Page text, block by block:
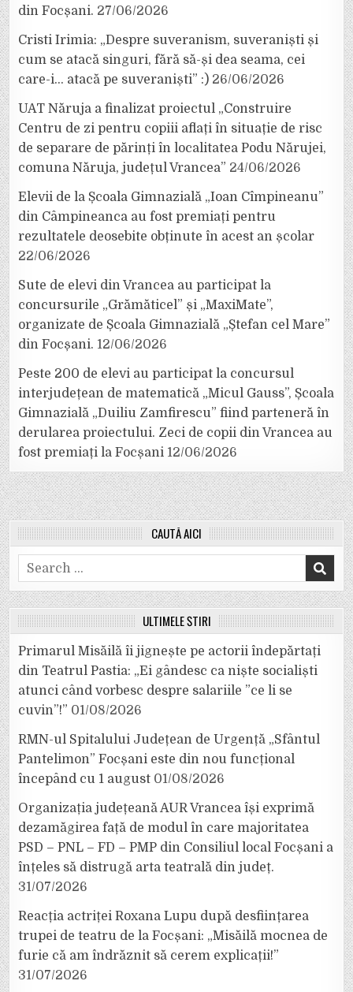
din Focșani. 27/06/2026
Cristi Irimia: „Despre suveranism, suveraniști și
cum se atacă singuri, fără să-și dea seama, cei
care-i… atacă pe suveraniști” :) 26/06/2026
UAT Năruja a finalizat proiectul „Construire
Centru de zi pentru copiii aflați în situație de risc
de separare de părinți în localitatea Podu Nărujei,
comuna Năruja, județul Vrancea” 24/06/2026
Elevii de la Școala Gimnazială „Ioan Cîmpineanu”
din Câmpineanca au fost premiați pentru
rezultatele deosebite obținute în acest an școlar
22/06/2026
Sute de elevi din Vrancea au participat la
concursurile „Grămăticel” și „MaxiMate”,
organizate de Școala Gimnazială „Ștefan cel Mare”
din Focșani. 12/06/2026
Peste 200 de elevi au participat la concursul
interjudețean de matematică „Micul Gauss”, Școala
Gimnazială „Duiliu Zamfirescu” fiind parteneră în
derularea proiectului. Zeci de copii din Vrancea au
fost premiați la Focșani 12/06/2026
CAUTĂ AICI
Search
for:
ULTIMELE ȘTIRI
Primarul Misăilă îi jignește pe actorii îndepărtați
din Teatrul Pastia: „Ei gândesc ca niște socialiști
atunci când vorbesc despre salariile ”ce li se
cuvin”!” 01/08/2026
RMN-ul Spitalului Județean de Urgență „Sfântul
Pantelimon” Focșani este din nou funcțional
începând cu 1 august 01/08/2026
Organizația județeană AUR Vrancea își exprimă
dezamăgirea față de modul în care majoritatea
PSD – PNL – FD – PMP din Consiliul local Focșani a
înțeles să distrugă arta teatrală din județ.
31/07/2026
Reacția actriței Roxana Lupu după desființarea
trupei de teatru de la Focșani: „Misăilă mocnea de
furie că am îndrăznit să cerem explicații!”
31/07/2026